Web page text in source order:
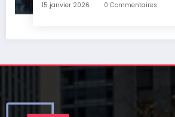
15 janvier 2026 0 Commentaires